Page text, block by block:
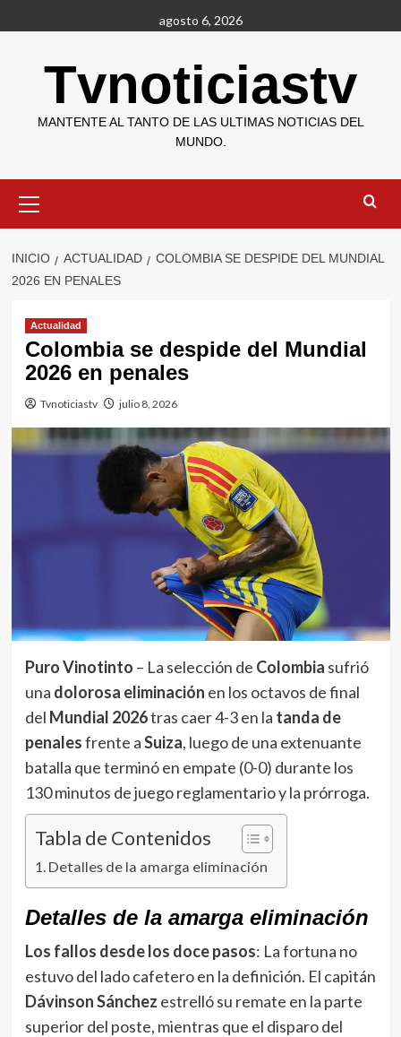
al
agosto 6, 2026
Tvnoticiastv
MANTENTE AL TANTO DE LAS ULTIMAS NOTICIAS DEL
MUNDO.
primario
INICIO ACTUALIDAD
COLOMBIA SE DESPIDE DEL MUNDIAL
2026 EN PENALES
Actualidad
Colombia se despide del Mundial
2026 en penales
Tvnoticiastv julio 8, 2026
Puro Vinotinto – La selección de Colombia sufrió
una dolorosa eliminación en los octavos de final
del Mundial 2026tras caer 4-3 en la tanda de
penalesfrente aSuiza, luego de una extenuante
batalla que terminó en empate (0-0) durante los
130 minutos de juego reglamentario y la prórroga.
Tabla de Contenidos
Detalles de la amarga eliminación
Detalles de la amarga eliminación
Los fallos desde los doce pasos: La fortuna no
estuvo del lado cafetero en la definición. El capitán
Dávinson Sánchez estrelló su remate en la parte
superior del poste, mientras que el disparo del